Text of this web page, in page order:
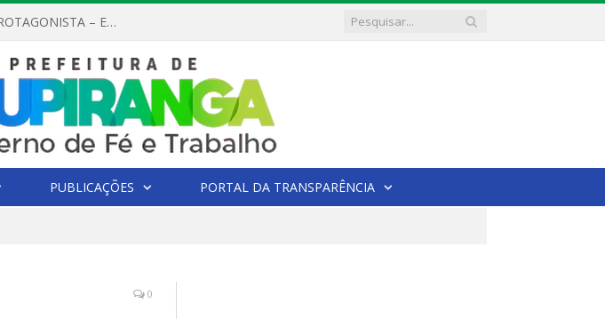
REGULAMENTO OFICIAL DO PRÊMIO ALUNO PROTAGONISTA – EDIÇÃO 2026
PUBLICAÇÕES PORTAL DA TRANSPARÊNCIA
0